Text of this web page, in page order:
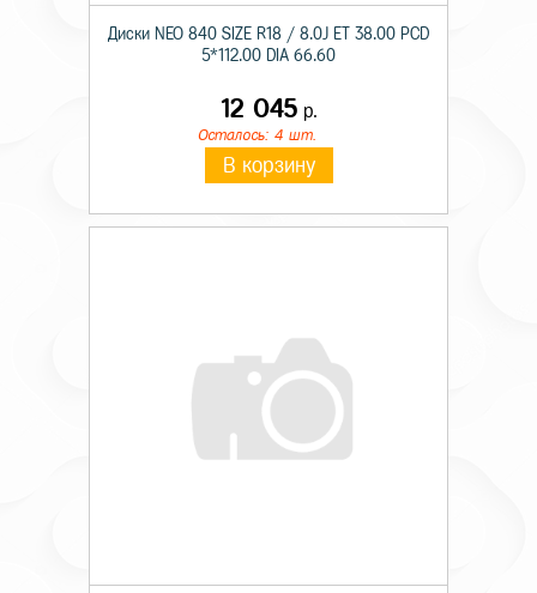
Диски NEO 840 SIZE R18 / 8.0J ET 38.00 PCD
5*112.00 DIA 66.60
12 045р.
Осталось: 4 шт.
В корзину